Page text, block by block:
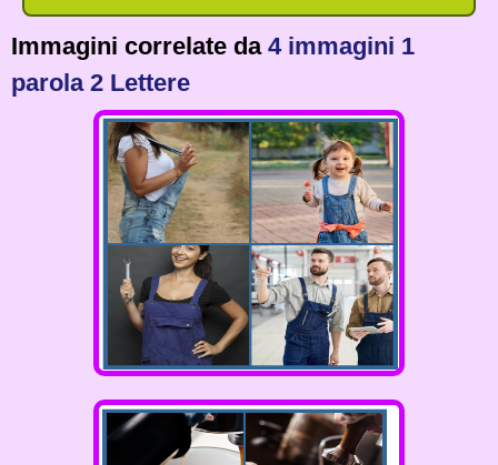
Immagini correlate da 4 immagini 1
parola 2 Lettere